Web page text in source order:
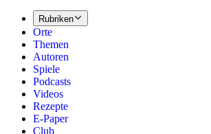
Rubriken
Orte
Themen
Autoren
Spiele
Podcasts
Videos
Rezepte
E-Paper
Club